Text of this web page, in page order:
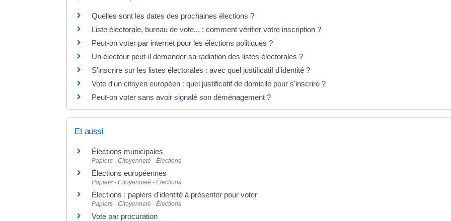
Quelles sont les dates des prochaines élections ?
Liste électorale, bureau de vote... : comment vérifier votre inscription ?
Peut-on voter par internet pour les élections politiques ?
Un électeur peut-il demander sa radiation des listes électorales ?
S'inscrire sur les listes électorales : avec quel justificatif d'identité ?
Vote d'un citoyen européen : quel justificatif de domicile pour s'inscrire ?
Peut-on voter sans avoir signalé son déménagement ?
Et aussi
Élections municipales
Papiers - Citoyenneté - Élections
Élections européennes
Papiers - Citoyenneté - Élections
Élections : papiers d'identité à présenter pour voter
Papiers - Citoyenneté - Élections
Vote par procuration